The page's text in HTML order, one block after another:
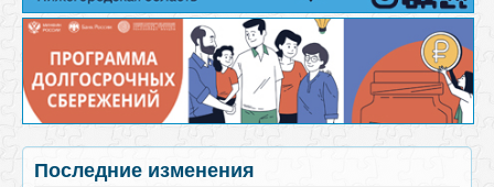
Последние изменения